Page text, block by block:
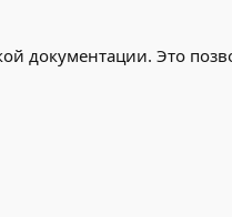
документации. Это